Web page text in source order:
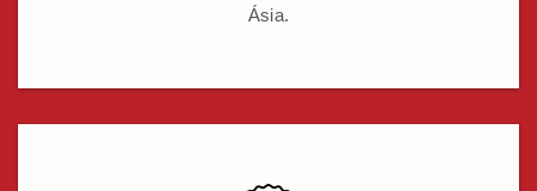
Ásia.